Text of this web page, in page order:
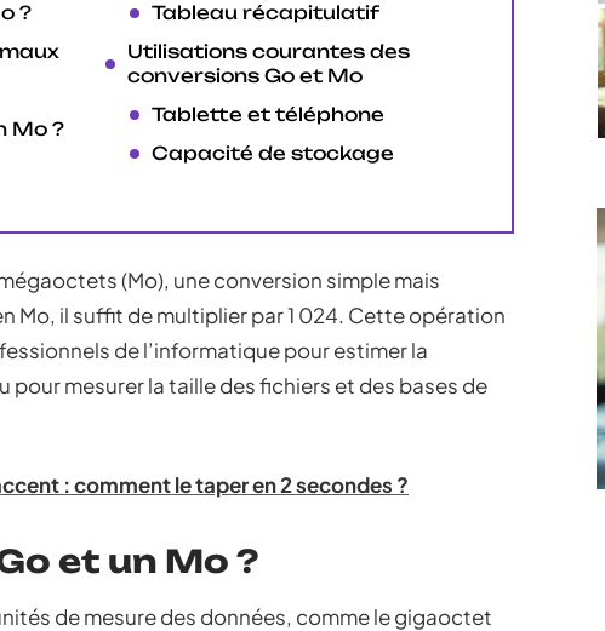
?
Mo ?
Tableau récapitulatif
Utilisations courantes des
conversions Go et Mo
Tablette et téléphone
Capacité de stockage
(Mo), une conversion simple mais
Mo, il suffit de multiplier par 1 024. Cette opération
de l’informatique pour estimer la
mesurer la taille des fichiers et des bases de
: comment le taper en 2 secondes ?
et un Mo ?
de mesure des données, comme le gigaoctet